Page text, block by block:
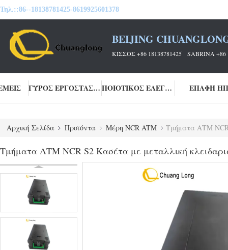
Τηλ.::86--18138781425-8619925601378
BEIJING
ΚΙΣΣΌΣ +86 18138781425 SABRINA +86
ΓΎΡΟΣ ΕΡΓΟΣΤΑΣΊΩΝ ΠΟΙΟΤΙΚΌΣ ΈΛΕΓΧΟΣ ΕΠΑΦΉ
Αρχική Σελίδα Προϊόντα Μέρη NCR ATM Τμήματα ΑΤΜ NCR
Τμήματα ΑΤΜ NCR S2 Κασέτα με μεταλλική